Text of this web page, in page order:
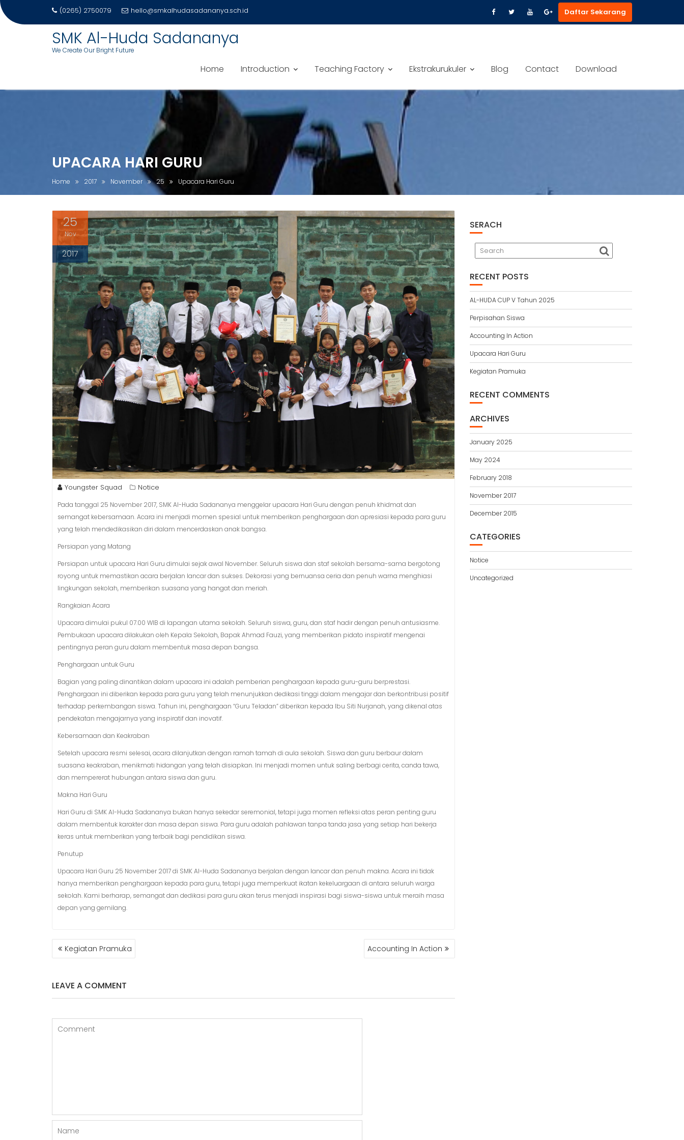
(0265) 2750079 hello@smkalhudasadananya.sch.id Daftar Sekarang
SMK Al-Huda Sadananya
We Create Our Bright Future
Home Introduction Teaching Factory Ekstrakurukuler Blog Contact Download
UPACARA HARI GURU
Home 2017 November 25 Upacara Hari Guru
25
Nov
2017
Youngster Squad Notice
Pada tanggal 25 November 2017, SMK Al-Huda Sadananya menggelar upacara Hari Guru dengan penuh khidmat dan
semangat kebersamaan. Acara ini menjadi momen spesial untuk memberikan penghargaan dan apresiasi kepada para guru
yang telah mendedikasikan diri dalam mencerdaskan anak bangsa.
Persiapan yang Matang
Persiapan untuk upacara Hari Guru dimulai sejak awal November. Seluruh siswa dan staf sekolah bersama-sama bergotong
royong untuk memastikan acara berjalan lancar dan sukses. Dekorasi yang bernuansa ceria dan penuh warna menghiasi
lingkungan sekolah, memberikan suasana yang hangat dan meriah.
Rangkaian Acara
Upacara dimulai pukul 07.00 WIB di lapangan utama sekolah. Seluruh siswa, guru, dan staf hadir dengan penuh antusiasme.
Pembukaan upacara dilakukan oleh Kepala Sekolah, Bapak Ahmad Fauzi, yang memberikan pidato inspiratif mengenai
pentingnya peran guru dalam membentuk masa depan bangsa.
Penghargaan untuk Guru
Bagian yang paling dinantikan dalam upacara ini adalah pemberian penghargaan kepada guru-guru berprestasi.
Penghargaan ini diberikan kepada para guru yang telah menunjukkan dedikasi tinggi dalam mengajar dan berkontribusi positif
terhadap perkembangan siswa. Tahun ini, penghargaan “Guru Teladan” diberikan kepada Ibu Siti Nurjanah, yang dikenal atas
pendekatan mengajarnya yang inspiratif dan inovatif.
Kebersamaan dan Keakraban
Setelah upacara resmi selesai, acara dilanjutkan dengan ramah tamah di aula sekolah. Siswa dan guru berbaur dalam
suasana keakraban, menikmati hidangan yang telah disiapkan. Ini menjadi momen untuk saling berbagi cerita, canda tawa,
dan mempererat hubungan antara siswa dan guru.
Makna Hari Guru
Hari Guru di SMK Al-Huda Sadananya bukan hanya sekedar seremonial, tetapi juga momen refleksi atas peran penting guru
dalam membentuk karakter dan masa depan siswa. Para guru adalah pahlawan tanpa tanda jasa yang setiap hari bekerja
keras untuk memberikan yang terbaik bagi pendidikan siswa.
Penutup
Upacara Hari Guru 25 November 2017 di SMK Al-Huda Sadananya berjalan dengan lancar dan penuh makna. Acara ini tidak
hanya memberikan penghargaan kepada para guru, tetapi juga memperkuat ikatan kekeluargaan di antara seluruh warga
sekolah. Kami berharap, semangat dan dedikasi para guru akan terus menjadi inspirasi bagi siswa-siswa untuk meraih masa
depan yang gemilang.
POST
NAVIGATION
Kegiatan Pramuka Accounting In Action
LEAVE A COMMENT
SERACH
RECENT POSTS
AL-HUDA CUP V Tahun 2025
Perpisahan Siswa
Accounting In Action
Upacara Hari Guru
Kegiatan Pramuka
RECENT COMMENTS
ARCHIVES
January 2025
May 2024
February 2018
November 2017
December 2015
CATEGORIES
Notice
Uncategorized